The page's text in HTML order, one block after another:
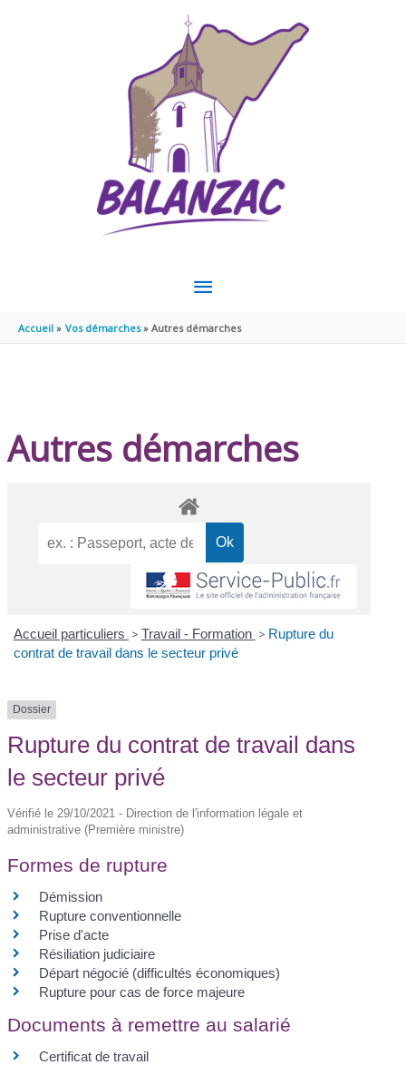
MENU
PRINCIPAL
Accueil Vos démarches Autres démarches
Autres démarches
Accueil particuliers > Travail - Formation > Rupture du
contrat de travail dans le secteur privé
Dossier
Rupture du contrat de travail dans
le secteur privé
Vérifié le 29/10/2021 - Direction de l'information légale et
administrative (Première ministre)
Formes de rupture
Démission
Rupture conventionnelle
Prise d'acte
Résiliation judiciaire
Départ négocié (difficultés économiques)
Rupture pour cas de force majeure
Documents à remettre au salarié
Certificat de travail